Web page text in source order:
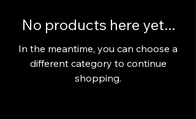
No products here yet...
In the meantime, you can choose a
different category to continue
shopping.